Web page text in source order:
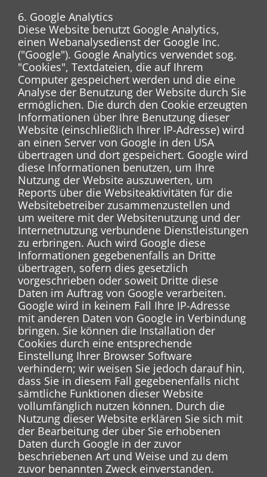
6. Google Analytics
Diese Website benutzt Google Analytics,
einen Webanalysedienst der Google Inc.
("Google"). Google Analytics verwendet sog.
"Cookies", Textdateien, die auf Ihrem
Computer gespeichert werden und die eine
Analyse der Benutzung der Website durch Sie
ermöglichen. Die durch den Cookie erzeugten
Informationen über Ihre Benutzung dieser
Website (einschließlich Ihrer IP-Adresse) wird
an einen Server von Google in den USA
übertragen und dort gespeichert. Google wird
diese Informationen benutzen, um Ihre
Nutzung der Website auszuwerten, um
Reports über die Websiteaktivitäten für die
Websitebetreiber zusammenzustellen und
um weitere mit der Websitenutzung und der
Internetnutzung verbundene Dienstleistungen
zu erbringen. Auch wird Google diese
Informationen gegebenenfalls an Dritte
übertragen, sofern dies gesetzlich
vorgeschrieben oder soweit Dritte diese
Daten im Auftrag von Google verarbeiten.
Google wird in keinem Fall Ihre IP-Adresse
mit anderen Daten von Google in Verbindung
bringen. Sie können die Installation der
Cookies durch eine entsprechende
Einstellung Ihrer Browser Software
verhindern; wir weisen Sie jedoch darauf hin,
dass Sie in diesem Fall gegebenenfalls nicht
sämtliche Funktionen dieser Website
vollumfänglich nutzen können. Durch die
Nutzung dieser Website erklären Sie sich mit
der Bearbeitung der über Sie erhobenen
Daten durch Google in der zuvor
beschriebenen Art und Weise und zu dem
zuvor benannten Zweck einverstanden.